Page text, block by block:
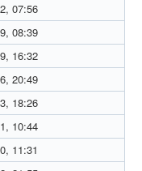
07:56
08:39
16:32
20:49
18:26
10:44
11:31